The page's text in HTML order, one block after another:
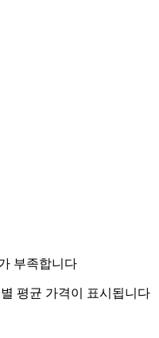
부족합니다
평균 가격이 표시됩니다